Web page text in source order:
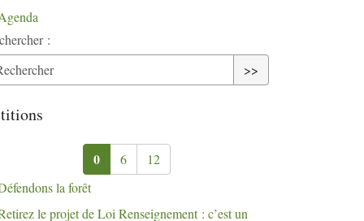
:
>>
0 6
12
la forêt
le projet de Loi Renseignement : c’est un